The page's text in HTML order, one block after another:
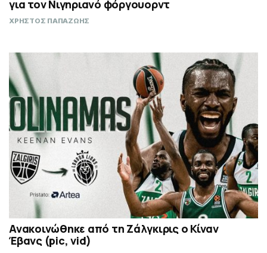
για τον Νιγηριανό φόργουορντ
ΧΡΗΣΤΟΣ ΠΑΠΑΖΩΗΣ
Ανακοινώθηκε από τη Ζάλγκιρις ο Κίναν
Έβανς (pic, vid)